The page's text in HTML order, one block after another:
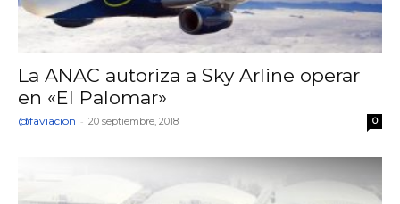
La ANAC autoriza a Sky Arline operar
en «El Palomar»
@faviacion - 20 septiembre, 2018 0